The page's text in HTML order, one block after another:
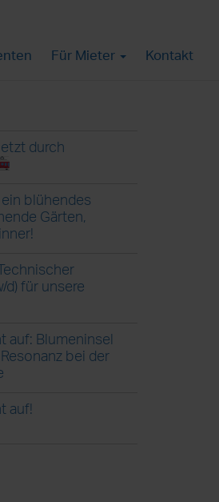
Für Mieter Kontakt
durch
blühendes
Gärten,
d) für unsere
auf: Blumeninsel
bei der
auf!